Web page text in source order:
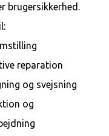
brugersikkerhed.
reparation
og svejsning
og